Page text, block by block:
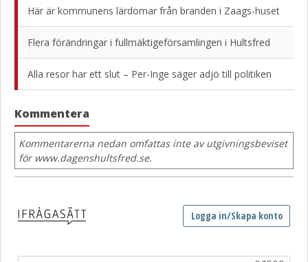
Här är kommunens lärdomar från branden i Zaags-huset
Flera förändringar i fullmäktigeförsamlingen i Hultsfred
Alla resor har ett slut – Per-Inge säger adjö till politiken
Kommentera
Kommentarerna nedan omfattas inte av utgivningsbeviset
för www.dagenshultsfred.se.